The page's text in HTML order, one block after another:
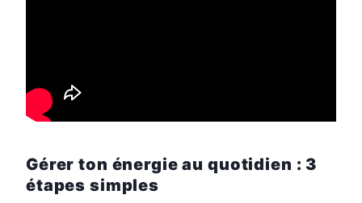
Gérer ton énergie au quotidien : 3
étapes simples